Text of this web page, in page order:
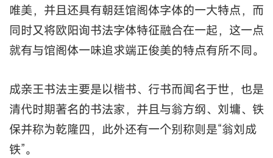
唯美，并且还具有朝廷馆阁体字体的一大特点，而
同时又将欧阳询书法字体特征融合在一起，这一点
就有与馆阁体一味追求端正俊美的特点有所不同。
成亲王书法主要是以楷书、行书而闻名于世，也是
清代时期著名的书法家，并且与翁方纲、刘墉、铁
保并称为乾隆四，此外还有一个别称则是“翁刘成
铁”。